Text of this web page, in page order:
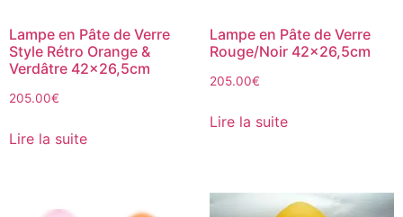
Lampe en Pâte de Verre
Style Rétro Orange &
Verdâtre 42×26,5cm
205.00€
Lire la suite
Lampe en Pâte de Verre
Rouge/Noir 42×26,5cm
205.00€
Lire la suite